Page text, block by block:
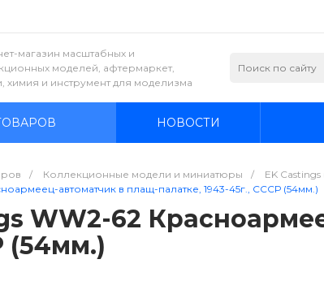
магазин масштабных и
моделей, афтермаркет,
химия и инструмент для моделизма
НОВОСТИ
/ Коллекционные модели и миниатюры / EK
автоматчик в плащ-палатке, 1943-45г., СССР (54мм.)
WW2-62
(54мм.)